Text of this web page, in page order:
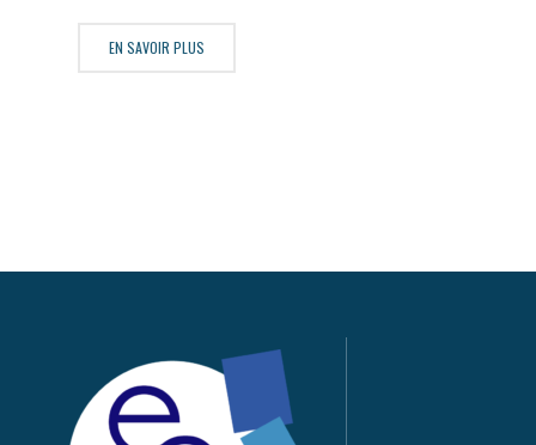
EN SAVOIR PLUS